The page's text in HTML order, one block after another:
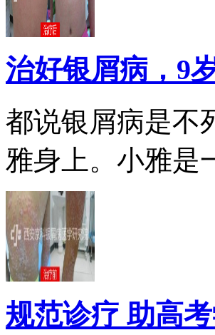
治好银屑病，9
都说银屑病是不
雅身上。小雅是
规范诊疗 助高